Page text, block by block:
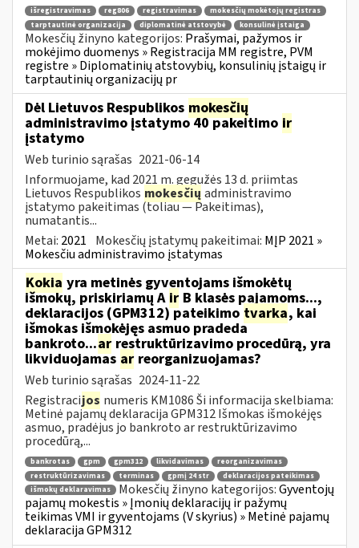
išregistravimas reg806 registravimas
mokesčių mokėtojų registras
tarptautinė organizacija
diplomatinė atstovybė konsulinė įstaiga
Mokesčių žinyno kategorijos: Prašymai, pažymos ir
mokėjimo duomenys » Registracija MM registre, PVM
registre » Diplomatinių atstovybių, konsulinių įstaigų ir
tarptautinių organizacijų pr
Dėl Lietuvos Respublikos mokesčių
administravimo įstatymo 40 pakeitimo ir
įstatymo
Web turinio sąrašas 2021-06-14
Informuojame, kad 2021 m. gegužės 13 d. priimtas
Lietuvos Respublikos mokesčių administravimo
įstatymo pakeitimas (toliau — Pakeitimas),
numatantis...
Metai: 2021 Mokesčių įstatymų pakeitimai: MĮP 2021 »
Mokesčiu administravimo įstatymas
Kokia yra metinės gyventojams išmokėtų
išmokų, priskiriamų A ir B klasės pajamoms...,
deklaracijos (GPM312) pateikimo tvarka, kai
išmokas išmokėjęs asmuo pradeda
bankroto...ar restruktūrizavimo procedūrą, yra
likviduojamas ar reorganizuojamas?
Web turinio sąrašas 2024-11-22
Registracijos numeris KM1086 Ši informacija skelbiama:
Metinė pajamų deklaracija GPM312 Išmokas išmokėjęs
asmuo, pradėjus jo bankroto ar restruktūrizavimo
procedūrą,...
bankrotas gpm gpm312 likvidavimas
reorganizavimas
restruktūrizavimas
terminas gpmį 24 str
deklaracijos pateikimas
išmokų deklaravimas
Mokesčių žinyno kategorijos:Gyventojų
pajamų mokestis » Įmonių deklaracijų ir pažymų
teikimas VMI ir gyventojams (V skyrius) » Metinė pajamų
deklaracija GPM312